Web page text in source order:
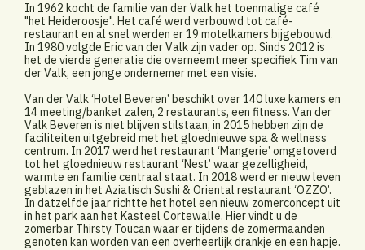
In 1962 kocht de familie van der Valk het toenmalige café
"het Heideroosje". Het café werd verbouwd tot café-
restaurant en al snel werden er 19 motelkamers bijgebouwd.
In 1980 volgde Eric van der Valk zijn vader op. Sinds 2012 is
het de vierde generatie die overneemt meer specifiek Tim van
der Valk, een jonge ondernemer met een visie.
Van der Valk ‘Hotel Beveren’ beschikt over 140 luxe kamers en
14 meeting/banket zalen, 2 restaurants, een fitness. Van der
Valk Beveren is niet blijven stilstaan, in 2015 hebben zijn de
faciliteiten uitgebreid met het gloednieuwe spa & wellness
centrum. In 2017 werd het restaurant ‘Mangerie’ omgetoverd
tot het gloednieuw restaurant ‘Nest’ waar gezelligheid,
warmte en familie centraal staat. In 2018 werd er nieuw leven
geblazen in het Aziatisch Sushi & Oriental restaurant ‘OZZO’.
In datzelfde jaar richtte het hotel een nieuw zomerconcept uit
in het park aan het Kasteel Cortewalle. Hier vindt u de
zomerbar Thirsty Toucan waar er tijdens de zomermaanden
genoten kan worden van een overheerlijk drankje en een hapje.